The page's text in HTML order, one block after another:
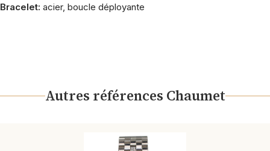
Bracelet: acier, boucle déployante
Autres références Chaumet